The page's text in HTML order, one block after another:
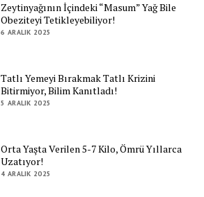
Zeytinyağının İçindeki “Masum” Yağ Bile
Obeziteyi Tetikleyebiliyor!
6 ARALIK 2025
Tatlı Yemeyi Bırakmak Tatlı Krizini
Bitirmiyor, Bilim Kanıtladı!
5 ARALIK 2025
Orta Yaşta Verilen 5-7 Kilo, Ömrü Yıllarca
Uzatıyor!
4 ARALIK 2025